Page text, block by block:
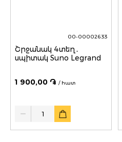
00-00002633
Շրջանակ 4տեղ․
սպիտակ Suno Legrand
1 900,00 ֏ / հատ
Quantity